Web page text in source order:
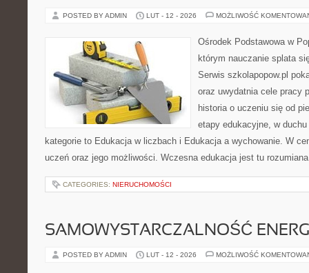
POSTED BY ADMIN LUT - 12 - 2026 MOŻLIWOŚĆ
Ośrodek Podstawowa w
którym nauczanie splata
Serwis szkolapopow.pl
oraz uwydatnia cele pracy
historia o uczeniu się od
etapy edukacyjne, w
kategorie to Edukacja w liczbach i Edukacja a wychowanie. W
uczeń oraz jego możliwości. Wczesna edukacja jest tu
CATEGORIES: NIERUCHOMOŚCI
SAMOWYSTARCZALNOŚĆ
POSTED BY ADMIN LUT - 12 - 2026 MOŻLIWOŚĆ